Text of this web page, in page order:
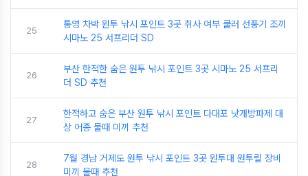
25
통영 차박 원투 낚시 포인트 3곳 취사 여부 쿨러 선풍기 조끼
시마노 25 서프리더 SD
26
부산 한적한 숨은 원투 낚시 포인트 3곳 시마노 25 서프리
더 SD 추천
27
한적하고 숨은 부산 원투 낚시 포인트 다대포 낫개방파제 대
상 어종 물때 미끼 추천
28
7월 경남 거제도 원투 낚시 포인트 3곳 원투대 원투릴 장비
미끼 물때 추천